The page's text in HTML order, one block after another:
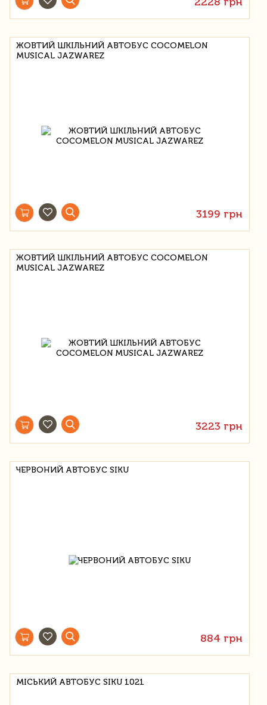
ЖОВТИЙ ШКІЛЬНИЙ АВТОБУС COCOMELON
MUSICAL JAZWAREZ
3199 грн
ЖОВТИЙ ШКІЛЬНИЙ АВТОБУС COCOMELON
MUSICAL JAZWAREZ
3223 грн
ЧЕРВОНИЙ АВТОБУС SIKU
884 грн
МІСЬКИЙ АВТОБУС SIKU 1021